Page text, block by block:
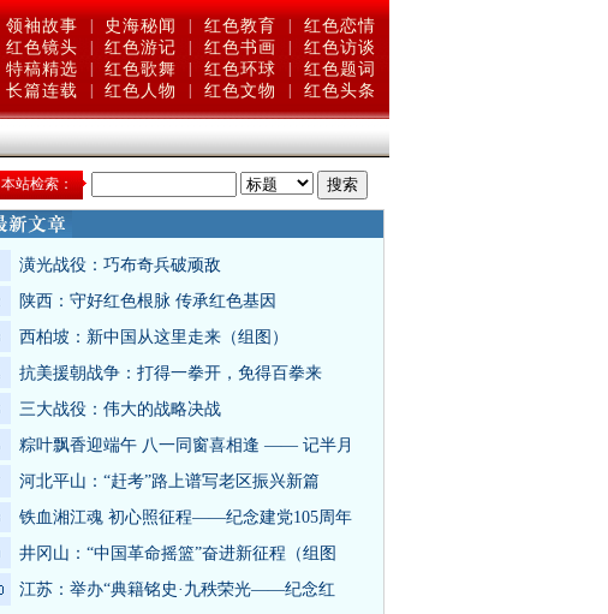
领袖故事 史海秘闻 红色教育
红色恋情
红色镜头 红色游记 红色书画
红色访谈
特稿精选 红色歌舞 红色环球
红色题词
长篇连载 红色人物 红色文物 红色头条
本站检索：
潢光战役：巧布奇兵破顽敌
陕西：守好红色根脉 传承红色基因
西柏坡：新中国从这里走来（组图）
抗美援朝战争：打得一拳开，免得百拳来
三大战役：伟大的战略决战
粽叶飘香迎端午 八一同窗喜相逢 —— 记半月
河北平山：“赶考”路上谱写老区振兴新篇
铁血湘江魂 初心照征程——纪念建党105周年
井冈山：“中国革命摇篮”奋进新征程（组图
江苏：举办“典籍铭史·九秩荣光——纪念红